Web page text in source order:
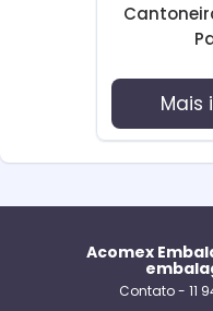
Mais
Acomex
Contato - 11